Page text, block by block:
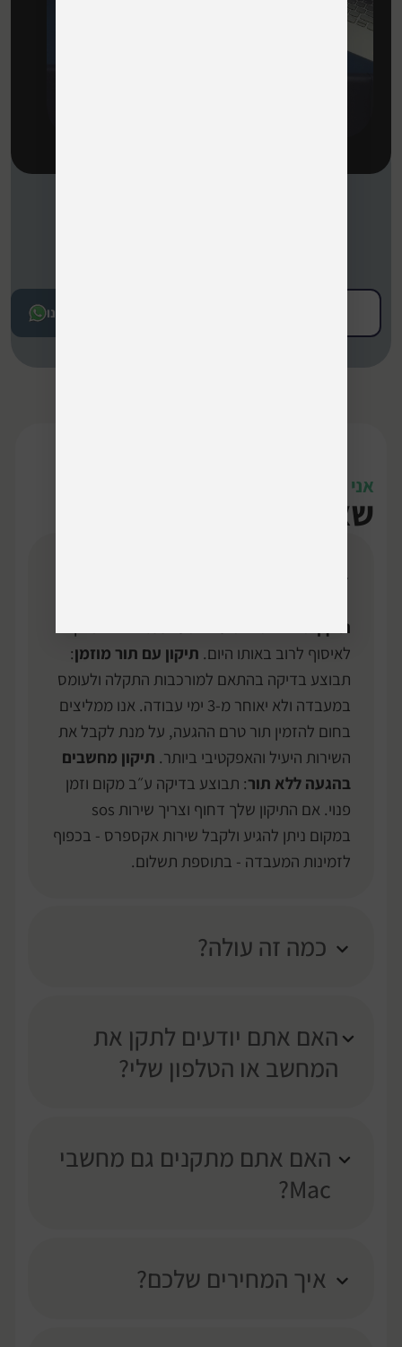
כתבו לנו
אני רק שאלה
שאלות נפוצות
תיקון סלולר
לאיסוף לרוב באותו היום. תיקון עם תור מוזמן:
תבוצע בדיקה בהתאם למורכבות התקלה ולעומס
במעבדה ולא יאוחר מ-3 ימי עבודה. אנו ממליצים
בחום להזמין תור טרם ההגעה, על מנת לקבל את
השירות היעיל והאפקטיבי ביותר. תיקון מחשבים
בהגעה ללא תור: תבוצע בדיקה ע״ב מקום וזמן
פנוי.
אם התיקון שלך דחוף וצריך שירות sos
במקום ניתן להגיע ולקבל שירות אקספרס - בכפוף
לזמינות המעבדה - בתוספת תשלום.
כמה זה עולה?
האם אתם יודעים לתקן את
המחשב או הטלפון שלי?
האם אתם מתקנים גם מחשבי
Mac?
איך המחירים שלכם?